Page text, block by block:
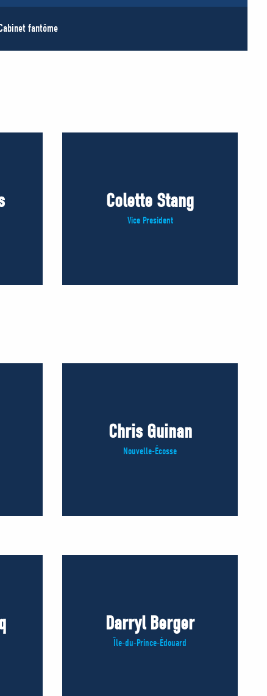
fantôme
Colette Stang
Vice President
Chris Guinan
Nouvelle-Écosse
Darryl Berger
Île-du-Prince-Édouard